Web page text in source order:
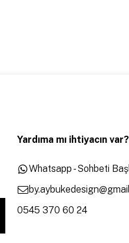
Yardıma mı ihtiyacın var?
Whatsapp - Sohbeti
0545 370 60 24